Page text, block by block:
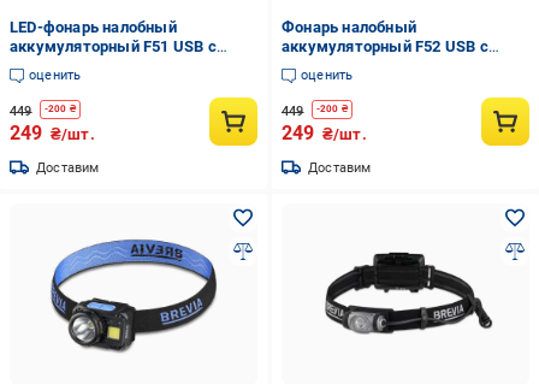
LED-фонарь налобный
аккумуляторный F51 USB с
датчиком движения и двумя
режимами освещения (10571)
оценить
449 -200 ₴
249 ₴/шт.
Доставим
Фонарь налобный
аккумуляторный F52 USB с
сенсором движения и 3
режимами света (10572)
оценить
449 -200 ₴
249 ₴/шт.
Доставим